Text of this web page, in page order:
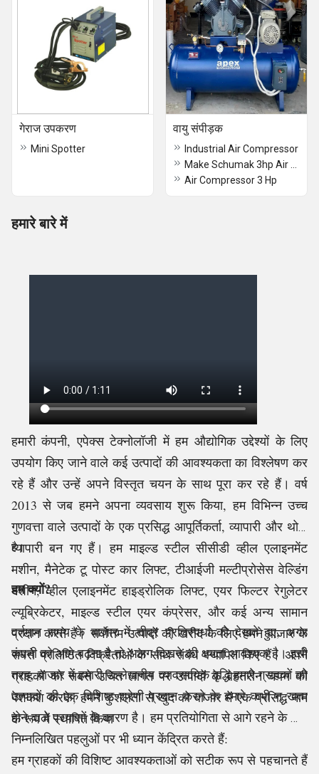
गेराज उपकरण
Mini Spotter
वायु संपीड़क
Industrial Air Compressor
Air Compressor 3 Hp
हमारे बारे में
हमारी कंपनी, एपेक्स टेक्नोलॉजी में हम औद्योगिक उद्देश्यों के लिए
उपयोग किए जाने वाले कई उत्पादों की आवश्यकता का विश्लेषण कर
रहे हैं और उन्हें अपने विस्तृत चयन के साथ पूरा कर रहे हैं। वर्ष
2013 से जब हमने अपना व्यवसाय शुरू किया, हम विभिन्न उच्च
गुणवत्ता वाले उत्पादों के एक प्रसिद्ध आपूर्तिकर्ता, व्यापारी और थोक
व्यापारी बन गए हैं। हम माइल्ड स्टील सीसीडी व्हील एलाइनमेंट
मशीन, मैनेटेक टू पोस्ट कार लिफ्ट, टीआईजी मल्टीप्रोसेस वेल्डिंग
मशीन, व्हील एलाइनमेंट हाइड्रोलिक लिफ्ट, एयर फिल्टर रेगुलेटर
ल्यूब्रिकेटर, माइल्ड स्टील एयर कंप्रेसर, और कई अन्य सामान
प्रदान करते हैं। सर्वोत्तम उत्पादों की खरीद के लिए हमने बाजार के
सबसे प्रतिष्ठित विक्रेताओं के साथ संबंध स्थापित किए हैं। अपने
ग्राहकों को सबसे उचित लागत पर उत्पादों के बेहतरीन चयन की
पेशकश करके, हमने कुशलता से खुद को बाजार में एक प्रसिद्ध नाम
के रूप में स्थापित किया
है।
हम क्यों?
वर्तमान समय के बाजार में तीव्र प्रतिस्पर्धा को देखते हुए, अगर
कंपनी को आगे बढ़ना है तो अलग दिखने की क्षमता आवश्यक है। इसी
तरह, बाजार में हमारी उल्लेखनीय व्यावसायिक वृद्धि हमारे ग्राहकों को
उत्पादों की एक विशिष्ट श्रेणी प्रदान करने के हमारे कभी न खत्म
होने वाले प्रयासों के कारण है। हम प्रतियोगिता से आगे रहने के लिए
निम्नलिखित पहलुओं पर भी ध्यान केंद्रित करते हैं:
हम ग्राहकों की विशिष्ट आवश्यकताओं को सटीक रूप से पहचानते हैं